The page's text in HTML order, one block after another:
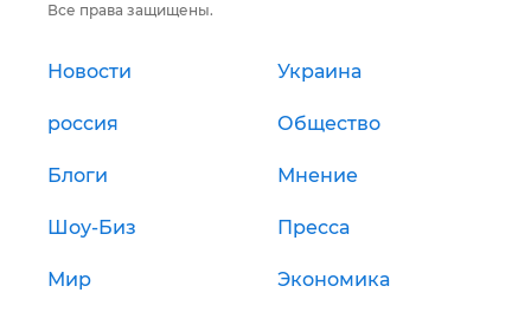
Все права защищены.
Новости Украина
россия Общество
Блоги Мнение
Шоу-Биз Пресса
Мир Экономика